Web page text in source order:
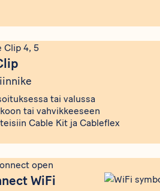
tai valussa
tai vahvikkeeseen
Cable Kit ja Cableflex
WiFi